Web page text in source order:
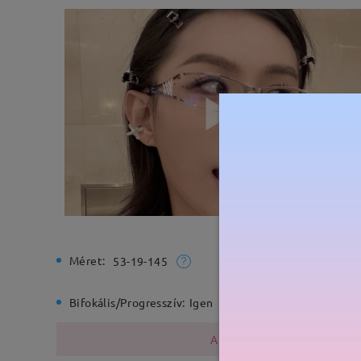
Méret: 53-19-145 Teljes
Bifokális/Progresszív: Igen
A fémszerkezet nikkelt